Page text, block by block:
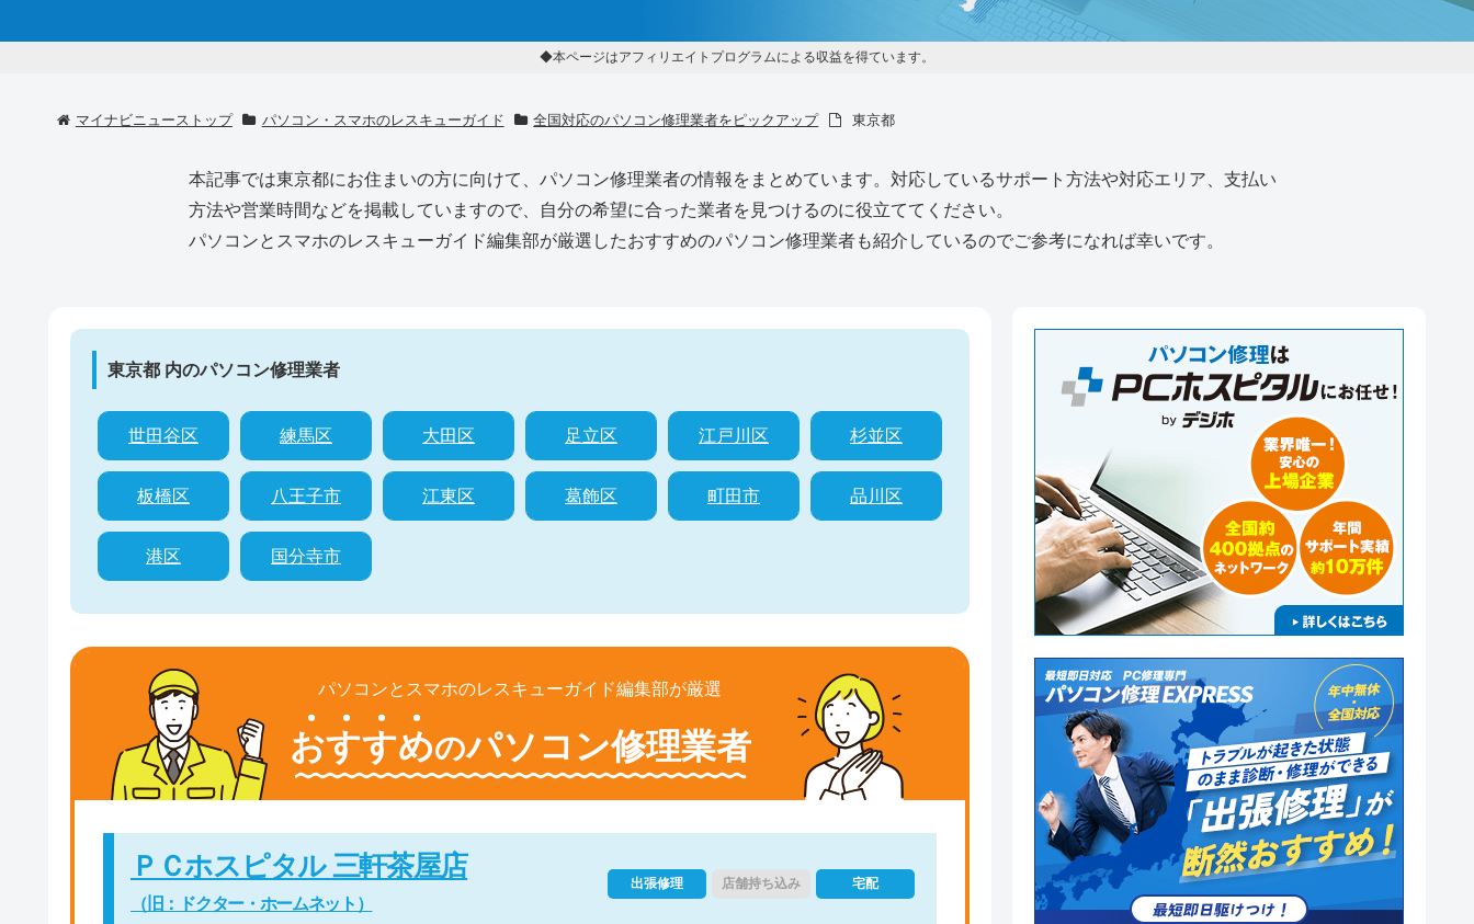
◆本ページはアフィリエイトプログラムによる収益を得ています。
マイナビニューストップ パソコン・スマホのレスキューガイド 全国対応のパソコン修理業者をピックアップ 東京都
本記事では東京都にお住まいの方に向けて、パソコン修理業者の情報をまとめています。対応しているサポート方法や対応エリア、支払い
方法や営業時間などを掲載していますので、自分の希望に合った業者を見つけるのに役立ててください。
パソコンとスマホのレスキューガイド編集部が厳選したおすすめのパソコン修理業者も紹介しているのでご参考になれば幸いです。
東京都 内のパソコン修理業者
世田谷区 練馬区 大田区 足立区 江戸川区 杉並区
板橋区 八王子市 江東区 葛飾区 町田市 品川区
港区 国分寺市
パソコンとスマホのレスキューガイド編集部が厳選
おすすめのパソコン修理業者
ＰＣホスピタル 三軒茶屋店
（旧：ドクター・ホームネット）
出張修理 店舗持ち込み 宅配